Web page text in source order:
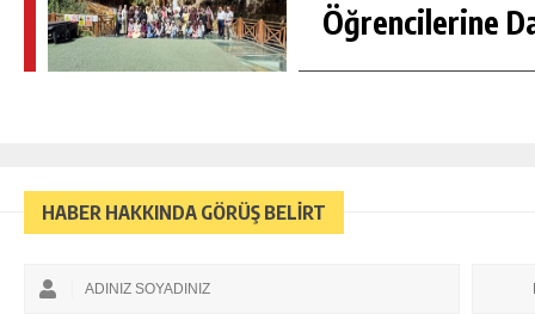
Öğrencilerine
HABER HAKKINDA GÖRÜŞ BELİRT